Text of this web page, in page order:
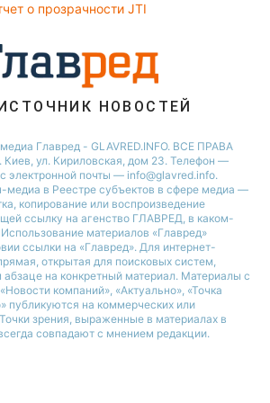
о прозрачности JTI
НОВОСТЕЙ
Главред - GLAVRED.INFO. ВСЕ ПРАВА
ул. Кириловская, дом 23. Телефон —
электронной почты — info@glavred.info.
медиа в Реестре cубъектов в сфере медиа —
копирование или воспроизведение
ссылку на агенство ГЛАВРЕД, в каком-
материалов «Главред»
ссылки на «Главред». Для интернет-
открытая для поисковых систем,
на конкретный материал. Материалы с
компаний», «Актуально», «Точка
публикуются на коммерческих или
зрения, выраженные в материалах в
совпадают с мнением редакции.